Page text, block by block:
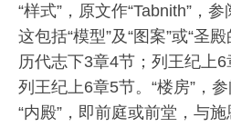
“样式”，原文作“Tabnith”，
这包括“模型”及“图案”或“圣
历代志下3章4节；列王纪上6
列王纪上6章5节。“楼房”，
“内殿”，即前庭或前堂，与